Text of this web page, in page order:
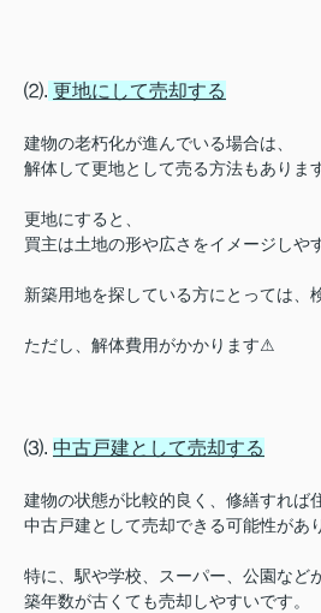
⑵. 更地にして売却する
建物の老朽化が進んでいる場合は、
解体して更地として売る方法もあります
更地にすると、
買主は土地の形や広さをイメージしや
新築用地を探している方にとっては、
ただし、解体費用がかかります⚠︎
⑶. 中古戸建として売却する
建物の状態が比較的良く、修繕すれば
中古戸建として売却できる可能性があ
特に、駅や学校、スーパー、公園など
築年数が古くても売却しやすいです。